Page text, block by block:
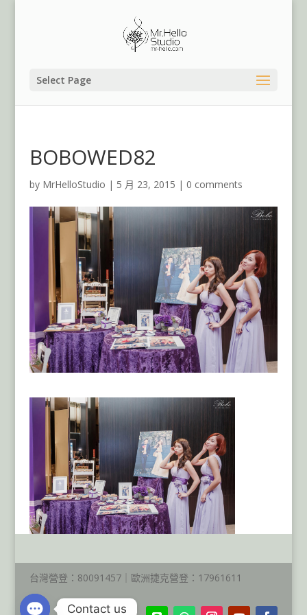
Select Page
BOBOWED82
by MrHelloStudio | 5 月 23, 2015 | 0 comments
台灣營登：80091457｜歐洲捷克營登：17961611
Contact us